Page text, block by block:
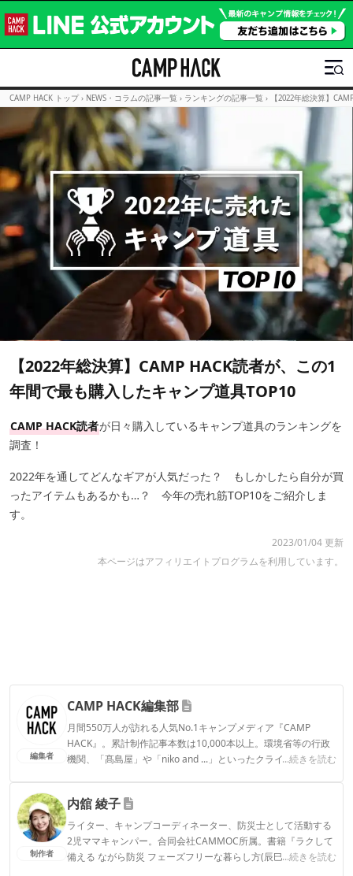
CAMP HACK トップ › NEWS・コラムの記事一覧 › ランキングの記事一覧 › 【2022年総決算】
【2022年総決算】CAMP HACK読者が、この1
年間で最も購入したキャンプ道具TOP10
CAMP HACK読者が日々購入しているキャンプ道具のランキングを
調査！
2022年を通してどんなギアが人気だった？ もしかしたら自分が買
ったアイテムもあるかも…？ 今年の売れ筋TOP10をご紹介しま
す。
2023/01/04 更新
本ページはアフィリエイトプログラムを利用しています。
編集者
CAMP HACK編集部
月間550万人が訪れる人気No.1キャンプメディア『CAMP
HACK』。累計制作記事本数は10,000本以上。環境省等の行政
機関、「髙島屋」や「niko and ...」といったクライアントとの
...続きを読む
CAMP HACK編集部のプロフィール
制作者
内舘 綾子
ライター、キャンプコーディネーター、防災士として活動する
2児ママキャンパー。合同会社CAMMOC所属。書籍『ラクして
備える ながら防災 フェーズフリーな暮らし方(辰巳出版)』『う
...続きを読む